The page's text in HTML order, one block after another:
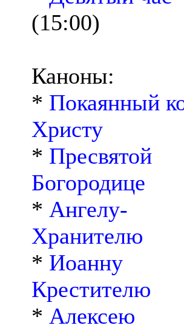
(15:00)
Каноны:
* Покаянный
Христу
* Пресвятой
Богородице
* Ангелу-
Хранителю
* Иоанну
Крестителю
* Алексею